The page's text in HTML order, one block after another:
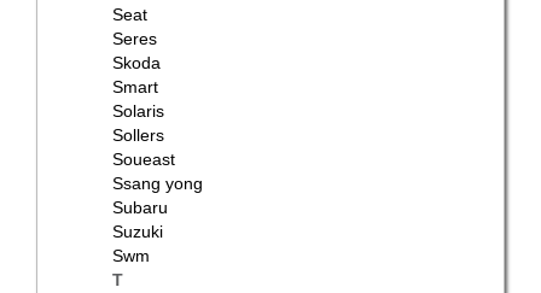
Seat
Seres
Skoda
Smart
Solaris
Sollers
Soueast
Ssang yong
Subaru
Suzuki
Swm
T